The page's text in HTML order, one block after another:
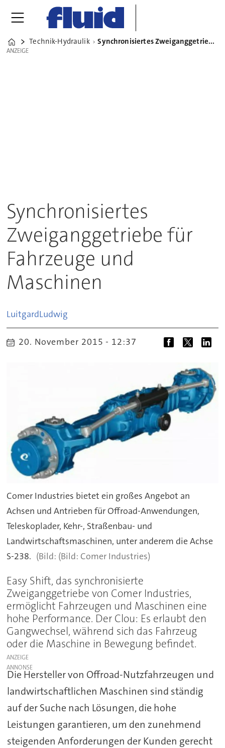
Home
Technik-Hydraulik Synchronisiertes Zweiganggetriebe für Fahrzeuge und Maschinen
ANZEIGE
ANZEIGE
Synchronisiertes
Zweiganggetriebe für
Fahrzeuge und
Maschinen
LuitgardLudwig
20. November 2015 - 12:37
Comer Industries bietet ein großes Angebot an
Achsen und Antrieben für Offroad-Anwendungen,
Teleskoplader, Kehr-, Straßenbau- und
Landwirtschaftsmaschinen, unter anderem die Achse
S-238.
(Bild: Comer Industries)
Easy Shift, das synchronisierte
Zweiganggetriebe von Comer Industries,
ermöglicht Fahrzeugen und Maschinen eine
hohe Performance. Der Clou: Es erlaubt den
Gangwechsel, während sich das Fahrzeug
oder die Maschine in Bewegung befindet.
ANZEIGE
Die Hersteller von Offroad-Nutzfahrzeugen und
landwirtschaftlichen Maschinen sind ständig
auf der Suche nach Lösungen, die hohe
Leistungen garantieren, um den zunehmend
steigenden Anforderungen der Kunden gerecht